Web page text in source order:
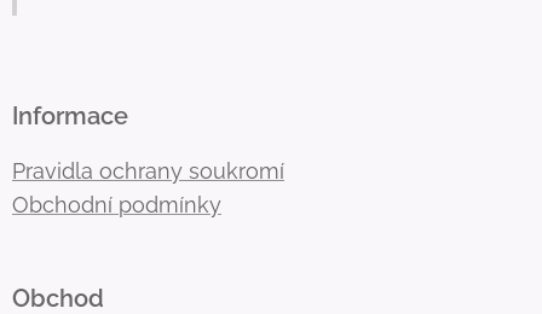
Informace
Pravidla ochrany soukromí
Obchodní podmínky
Obchod